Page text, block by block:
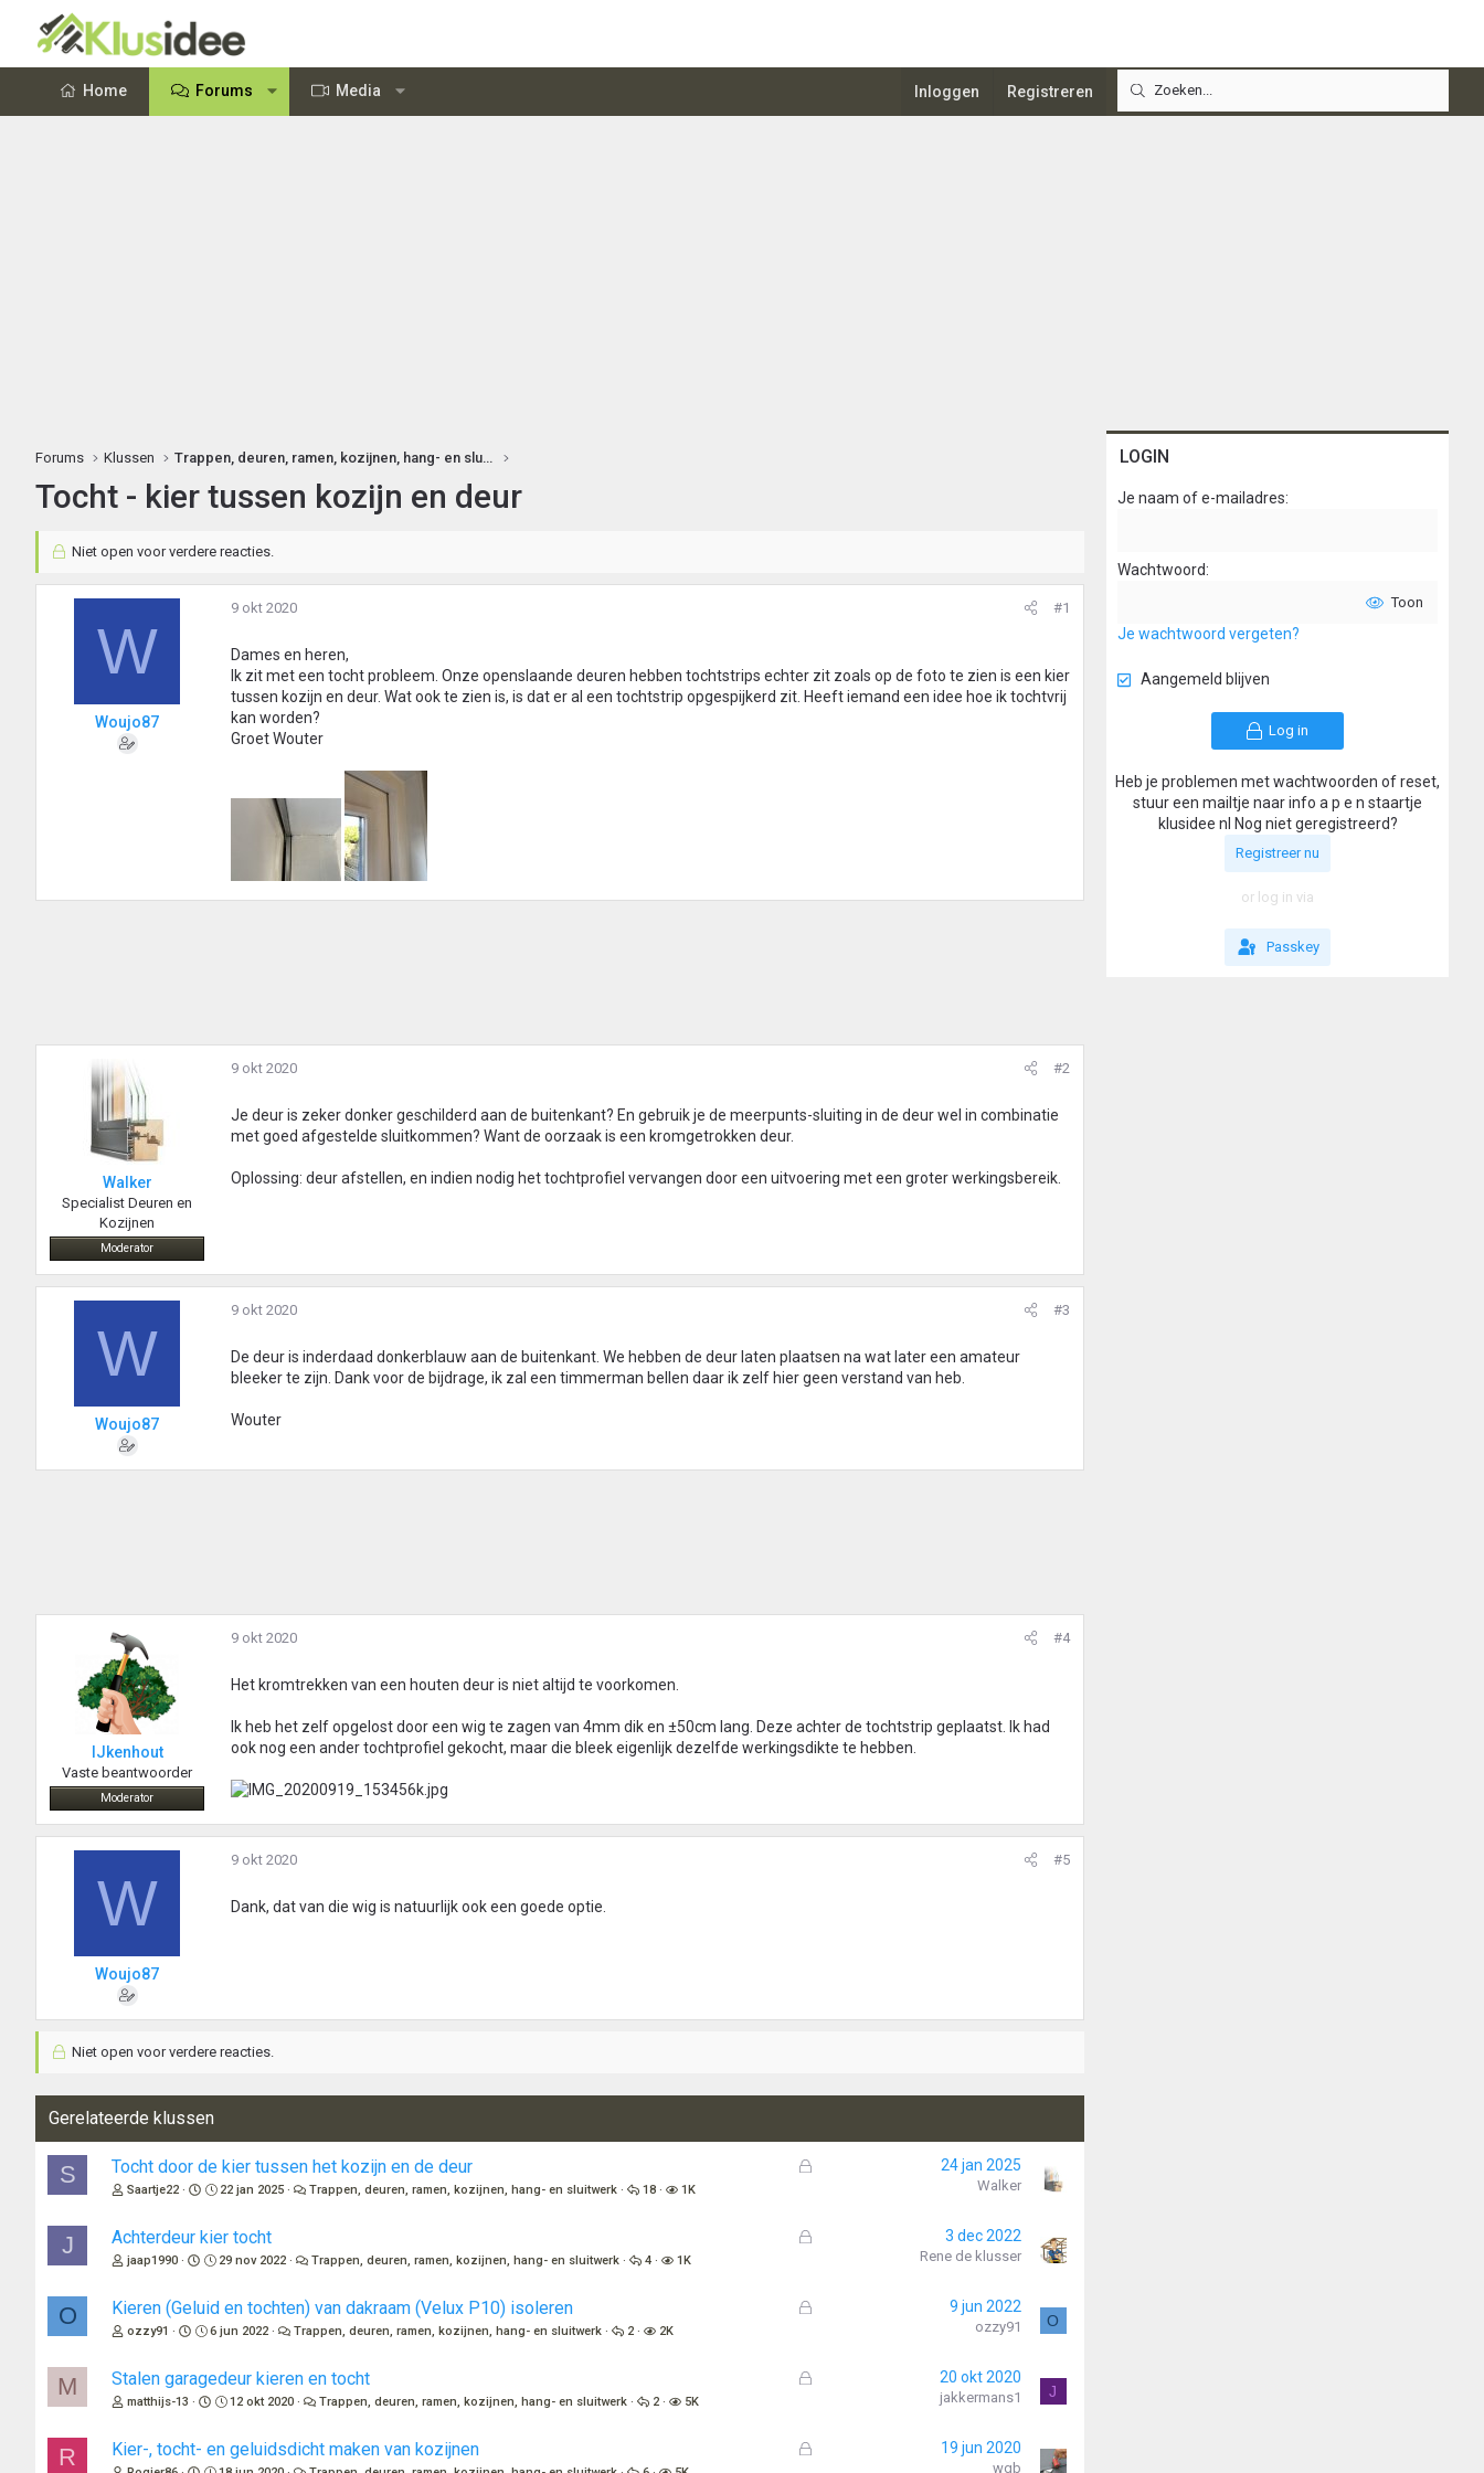
Home Forums Media Inloggen Registreren
Forums Klussen Trappen, deuren, ramen, kozijnen, hang- en sluitwerk
Tocht - kier tussen kozijn en deur
Niet open voor verdere reacties.
W
Woujo87
9 okt 2020 #1
Dames en heren,
Ik zit met een tocht probleem. Onze openslaande deuren hebben tochtstrips echter zit zoals op de foto te zien is een kier
tussen kozijn en deur. Wat ook te zien is, is dat er al een tochtstrip opgespijkerd zit. Heeft iemand een idee hoe ik tochtvrij
kan worden?
Groet Wouter
Walker
Specialist Deuren en
Kozijnen
Moderator
9 okt 2020 #2
Je deur is zeker donker geschilderd aan de buitenkant? En gebruik je de meerpunts-sluiting in de deur wel in combinatie
met goed afgestelde sluitkommen? Want de oorzaak is een kromgetrokken deur.
Oplossing: deur afstellen, en indien nodig het tochtprofiel vervangen door een uitvoering met een groter werkingsbereik.
W
Woujo87
9 okt 2020 #3
De deur is inderdaad donkerblauw aan de buitenkant. We hebben de deur laten plaatsen na wat later een amateur
bleeker te zijn. Dank voor de bijdrage, ik zal een timmerman bellen daar ik zelf hier geen verstand van heb.
Wouter
IJkenhout
Vaste beantwoorder
Moderator
9 okt 2020 #4
Het kromtrekken van een houten deur is niet altijd te voorkomen.
Ik heb het zelf opgelost door een wig te zagen van 4mm dik en ±50cm lang. Deze achter de tochtstrip geplaatst. Ik had
ook nog een ander tochtprofiel gekocht, maar die bleek eigenlijk dezelfde werkingsdikte te hebben.
W
Woujo87
9 okt 2020 #5
Dank, dat van die wig is natuurlijk ook een goede optie.
Niet open voor verdere reacties.
Gerelateerde klussen
S
G
o
n
Tocht door de kier tussen het kozijn en de deur
Saartje22 22 jan 2025 Trappen, deuren, ramen, kozijnen, hang- en sluitwerk 18 1K
24 jan 2025
Walker
J
G
o
n
Achterdeur kier tocht
jaap1990 29 nov 2022 Trappen, deuren, ramen, kozijnen, hang- en sluitwerk 4 1K
3 dec 2022
Rene de klusser
O
G
o
n
Kieren (Geluid en tochten) van dakraam (Velux P10) isoleren
ozzy91 6 jun 2022 Trappen, deuren, ramen, kozijnen, hang- en sluitwerk 2 2K
9 jun 2022
ozzy91 O
M
G
o
Stalen garagedeur kieren en tocht
matthijs-13 12 okt 2020 Trappen, deuren, ramen, kozijnen, hang- en sluitwerk 2 5K
20 okt 2020
jakkermans1 J
R
G
Kier-, tocht- en geluidsdicht maken van kozijnen 19 jun 2020
wgb
LOGIN
Je naam of e-mailadres
Wachtwoord
Toon
Je wachtwoord vergeten?
Aangemeld blijven
Log in
Heb je problemen met wachtwoorden of reset,
stuur een mailtje naar info a p e n staartje
klusidee nl Nog niet geregistreerd?
Registreer nu
or log in via
Passkey